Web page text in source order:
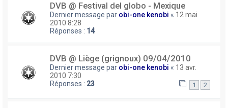
DVB @ Festival del globo - Mexique
Dernier message par obi-one kenobi « 12 mai
2010 8:28
Réponses : 14
DVB @ Liège (grignoux) 09/04/2010
Dernier message par obi-one kenobi « 13 avr.
2010 7:30
Réponses : 23 1 2